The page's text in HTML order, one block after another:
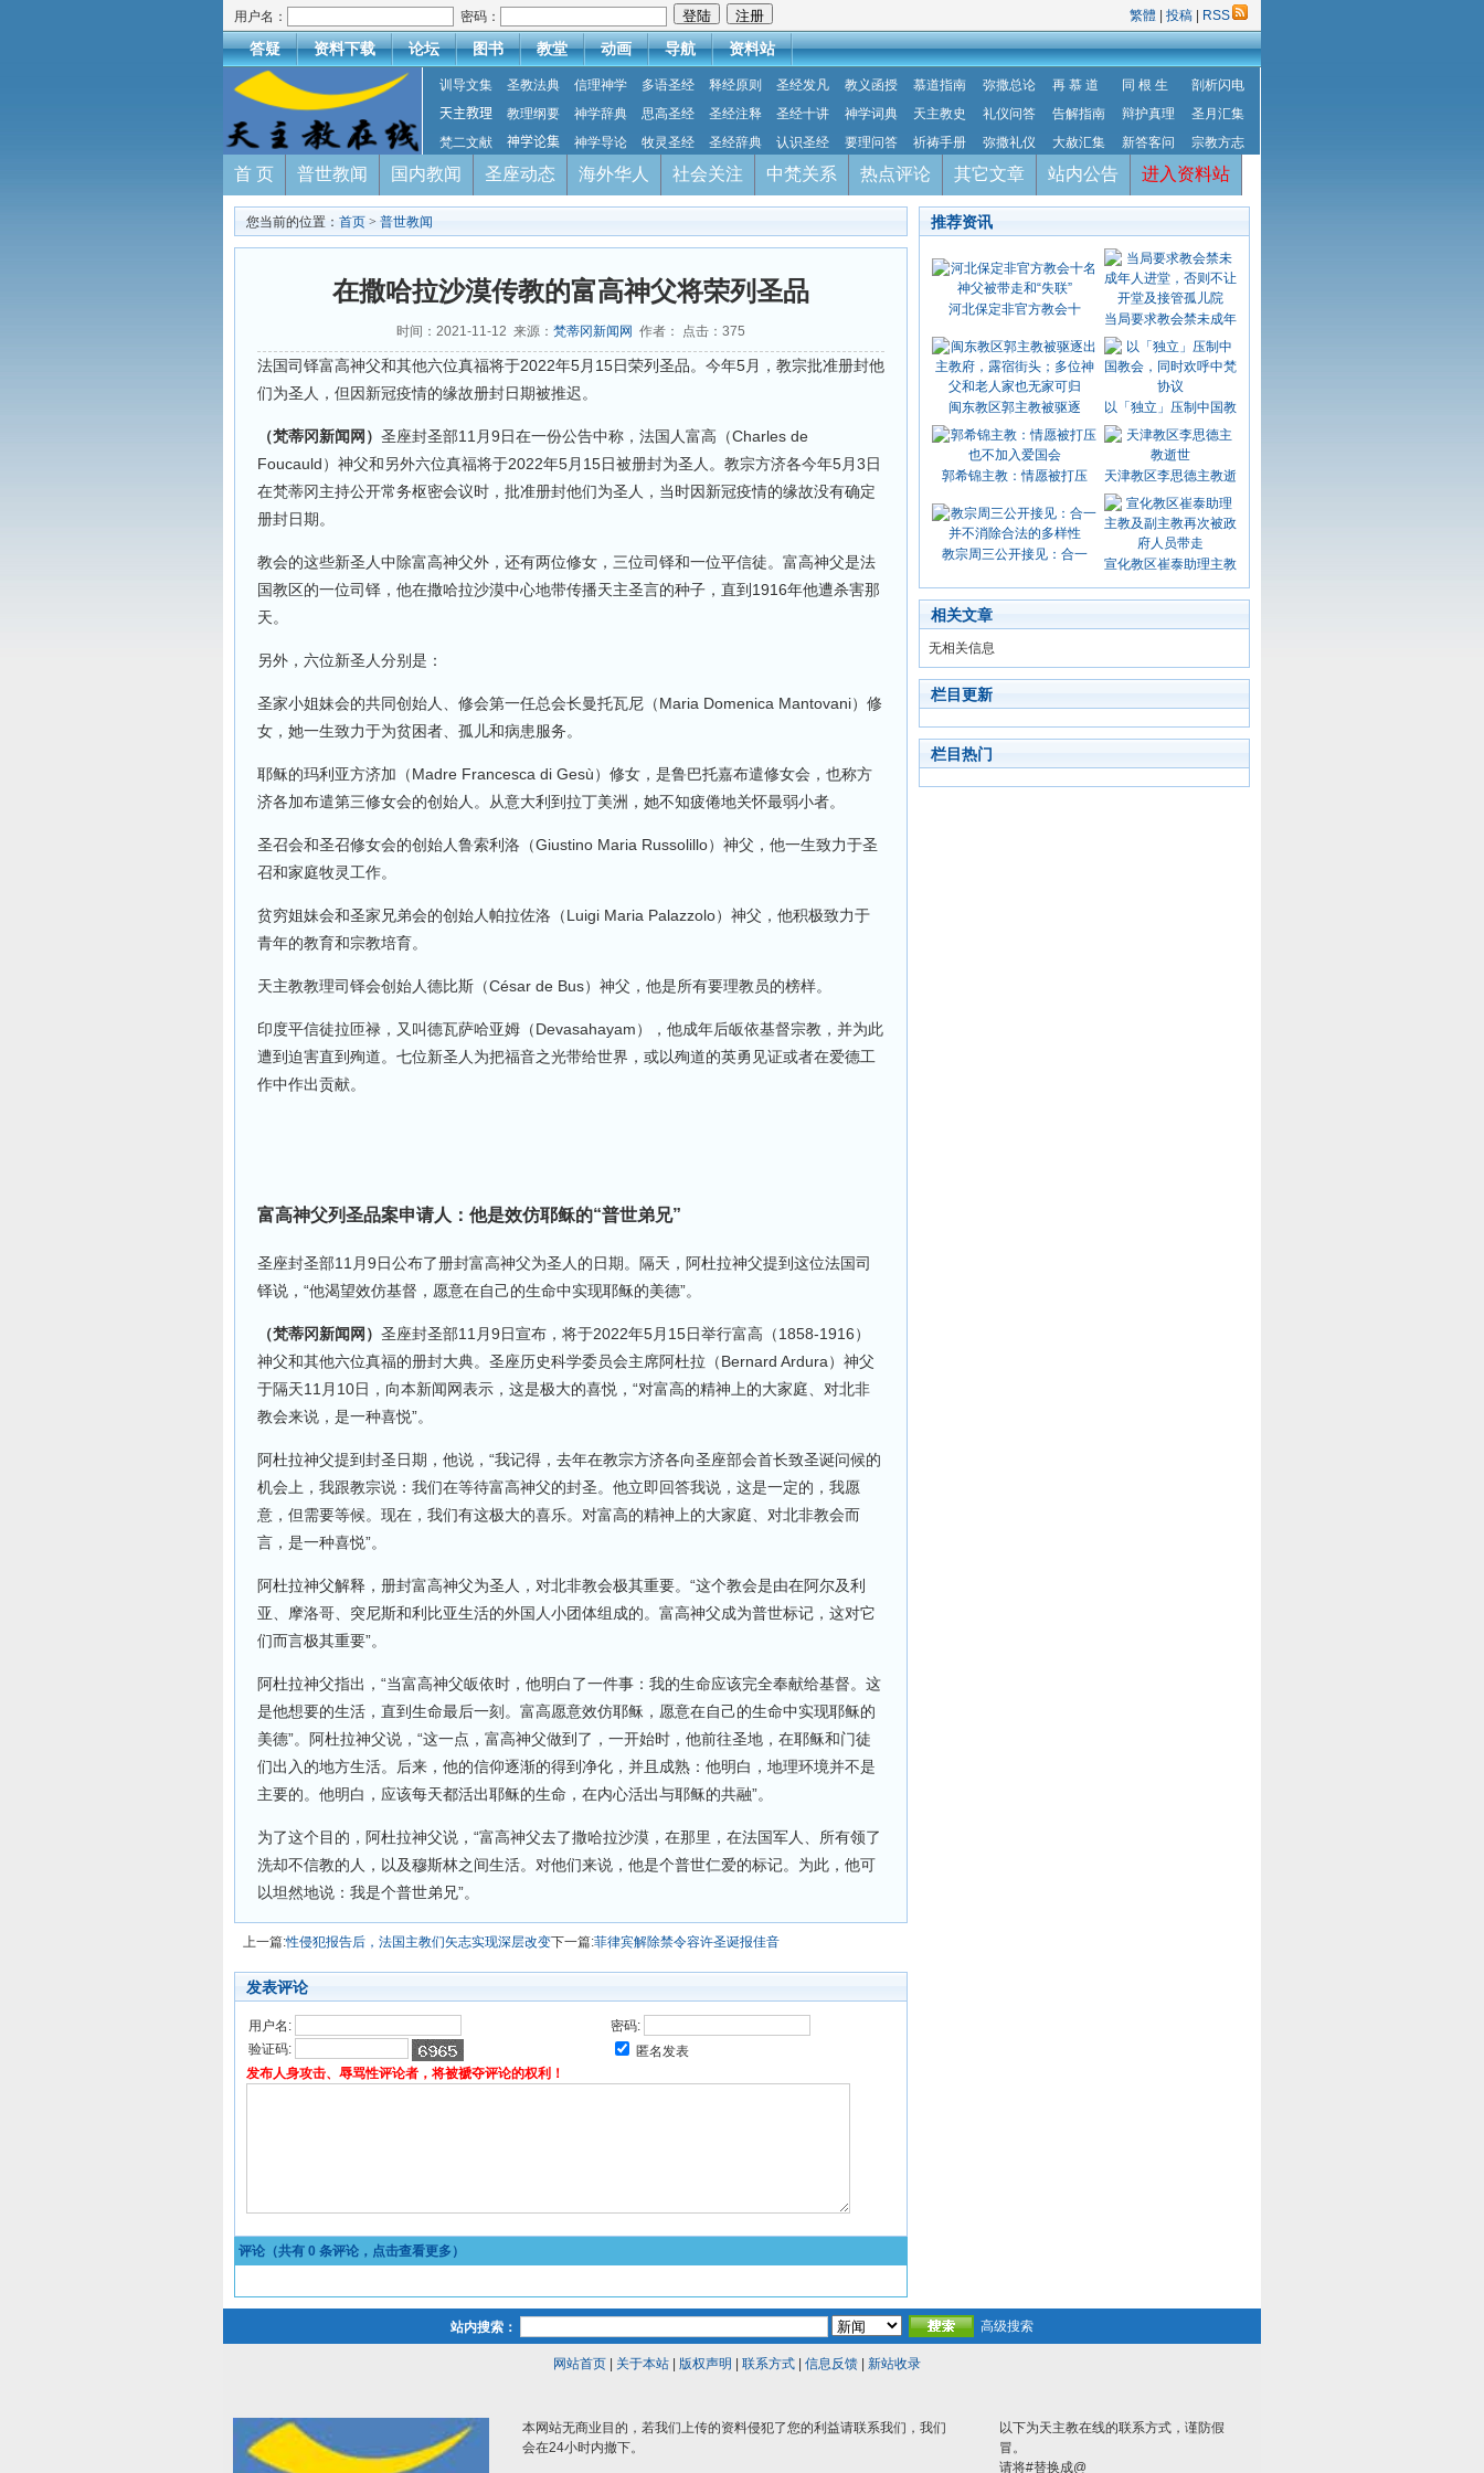
用户名： 密码： 繁體 投稿 RSS
答疑 资料下载 论坛 图书 教堂 动画 导航 资料站
训导文集 圣教法典 信理神学 多语圣经 释经原则 圣经发凡 教义函授 慕道指南 弥撒总论 再 慕 道 同 根 生
剖析闪电
天主教理
教理纲要 神学辞典 思高圣经 圣经注释 圣经十讲 神学词典 天主教史 礼仪问答 告解指南 辩护真理
圣月汇集
梵二文献
神学论集 神学导论 牧灵圣经 圣经辞典 认识圣经 要理问答 祈祷手册 弥撒礼仪 大赦汇集 新答客问 宗教方志
首 页 普世教闻 国内教闻 圣座动态 海外华人 社会关注 中梵关系 热点评论 其它文章 站内公告 进入资料站
您当前的位置： 首页 > 普世教闻
在撒哈拉沙漠传教的富高神父将荣列圣品
时间：2021-11-12 来源： 梵蒂冈新闻网 作者： 点击： 375
法国司铎富高神父和其他六位真福将于2022年5月15日荣列圣品。今年5月，教宗批准册封他
们为圣人，但因新冠疫情的缘故册封日期被推迟。
（梵蒂冈新闻网） 圣座封圣部11月9日在一份公告中称，法国人富高（Charles de
Foucauld）神父和另外六位真福将于2022年5月15日被册封为圣人。教宗方济各今年5月3日
在梵蒂冈主持公开常务枢密会议时，批准册封他们为圣人，当时因新冠疫情的缘故没有确定
册封日期。
教会的这些新圣人中除富高神父外，还有两位修女，三位司铎和一位平信徒。富高神父是法
国教区的一位司铎，他在撒哈拉沙漠中心地带传播天主圣言的种子，直到1916年他遭杀害那
天。
另外，六位新圣人分别是：
圣家小姐妹会的共同创始人、修会第一任总会长曼托瓦尼（Maria Domenica Mantovani）修
女，她一生致力于为贫困者、孤儿和病患服务。
耶稣的玛利亚方济加（Madre Francesca di Gesù）修女，是鲁巴托嘉布遣修女会，也称方
济各加布遣第三修女会的创始人。从意大利到拉丁美洲，她不知疲倦地关怀最弱小者。
圣召会和圣召修女会的创始人鲁索利洛（Giustino Maria Russolillo）神父，他一生致力于圣
召和家庭牧灵工作。
贫穷姐妹会和圣家兄弟会的创始人帕拉佐洛（Luigi Maria Palazzolo）神父，他积极致力于
青年的教育和宗教培育。
天主教教理司铎会创始人德比斯（César de Bus）神父，他是所有要理教员的榜样。
印度平信徒拉匝禄，又叫德瓦萨哈亚姆（Devasahayam），他成年后皈依基督宗教，并为此
遭到迫害直到殉道。七位新圣人为把福音之光带给世界，或以殉道的英勇见证或者在爱德工
作中作出贡献。
富高神父列圣品案申请人：他是效仿耶稣的“普世弟兄”
圣座封圣部11月9日公布了册封富高神父为圣人的日期。隔天，阿杜拉神父提到这位法国司
铎说，“他渴望效仿基督，愿意在自己的生命中实现耶稣的美德”。
（梵蒂冈新闻网） 圣座封圣部11月9日宣布，将于2022年5月15日举行富高（1858-1916）
神父和其他六位真福的册封大典。圣座历史科学委员会主席阿杜拉（Bernard Ardura）神父
于隔天11月10日，向本新闻网表示，这是极大的喜悦，“对富高的精神上的大家庭、对北非
教会来说，是一种喜悦”。
阿杜拉神父提到封圣日期，他说，“我记得，去年在教宗方济各向圣座部会首长致圣诞问候的
机会上，我跟教宗说：我们在等待富高神父的封圣。他立即回答我说，这是一定的，我愿
意，但需要等候。现在，我们有这极大的喜乐。对富高的精神上的大家庭、对北非教会而
言，是一种喜悦”。
阿杜拉神父解释，册封富高神父为圣人，对北非教会极其重要。“这个教会是由在阿尔及利
亚、摩洛哥、突尼斯和利比亚生活的外国人小团体组成的。富高神父成为普世标记，这对它
们而言极其重要”。
阿杜拉神父指出，“当富高神父皈依时，他明白了一件事：我的生命应该完全奉献给基督。这
是他想要的生活，直到生命最后一刻。富高愿意效仿耶稣，愿意在自己的生命中实现耶稣的
美德”。阿杜拉神父说，“这一点，富高神父做到了，一开始时，他前往圣地，在耶稣和门徒
们出入的地方生活。后来，他的信仰逐渐的得到净化，并且成熟：他明白，地理环境并不是
主要的。他明白，应该每天都活出耶稣的生命，在内心活出与耶稣的共融”。
为了这个目的，阿杜拉神父说，“富高神父去了撒哈拉沙漠，在那里，在法国军人、所有领了
洗却不信教的人，以及穆斯林之间生活。对他们来说，他是个普世仁爱的标记。为此，他可
以坦然地说：我是个普世弟兄”。
上一篇:性侵犯报告后，法国主教们矢志实现深层改变下一篇:菲律宾解除禁令容许圣诞报佳音
发表评论
用户名:
密码:
验证码:
匿名发表
发布人身攻击、辱骂性评论者，将被褫夺评论的权利！
评论（共有 0 条评论，点击查看更多）
推荐资讯
河北保定非官方教会十
当局要求教会禁未成年
闽东教区郭主教被驱逐 以「独立」压制中国教
郭希锦主教：情愿被打压 天津教区李思德主教逝
教宗周三公开接见：合一
宣化教区崔泰助理主教
相关文章
无相关信息
栏目更新
栏目热门
站内搜索： 高级搜索
网站首页| 关于本站| 版权声明 联系方式| 信息反馈| 新站收录
本网站无商业目的，若我们上传的资料侵犯了您的利益请联系我们，我们
会在24小时内撤下。
以下为天主教在线的联系方式，谨防假
冒。
请将#替换成@